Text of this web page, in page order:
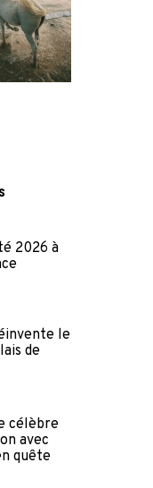
2026 à
le
de
célèbre
avec
quête